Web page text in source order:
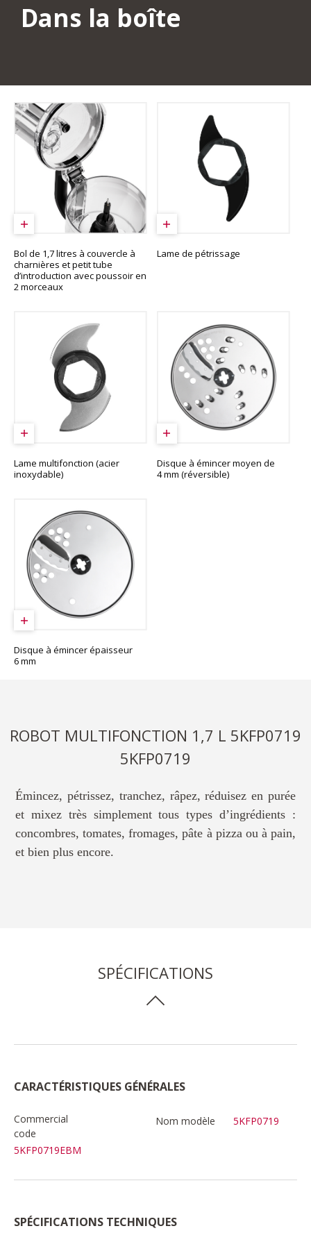
Dans la boîte
Bol de 1,7 litres à couvercle à
charnières et petit tube
d’introduction avec poussoir en
2 morceaux
Lame de pétrissage
Lame multifonction (acier
inoxydable)
Disque à émincer moyen de
4 mm (réversible)
Disque à émincer épaisseur
6 mm
ROBOT MULTIFONCTION 1,7 L 5KFP0719
5KFP0719
Émincez, pétrissez, tranchez, râpez, réduisez en purée
et mixez très simplement tous types d’ingrédients :
concombres, tomates, fromages, pâte à pizza ou à pain,
et bien plus encore.
SPÉCIFICATIONS
CARACTÉRISTIQUES GÉNÉRALES
Commercial
code
5KFP0719EBM
Nom modèle 5KFP0719
SPÉCIFICATIONS TECHNIQUES